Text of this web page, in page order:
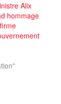
Alix
hommage